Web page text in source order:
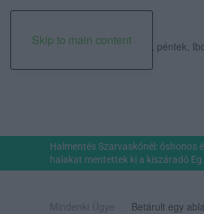
Skip to main content
2026. augusztus 07., péntek,
Halmentés Szarvaskőnél: őshonos
halakat mentettek ki a kiszáradó Eg...
Mindenki Ügye Betárult egy